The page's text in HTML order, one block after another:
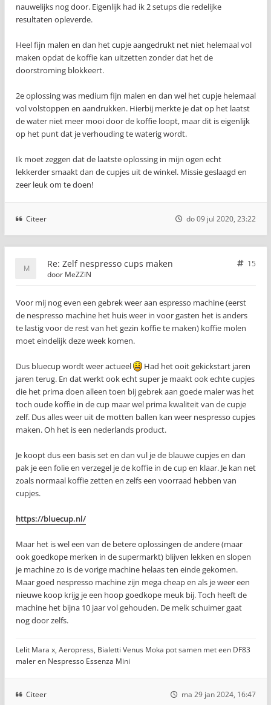
nauwelijks nog door. Eigenlijk had ik 2 setups die redelijke
resultaten opleverde.
Heel fijn malen en dan het cupje aangedrukt net niet helemaal vol
maken opdat de koffie kan uitzetten zonder dat het de
doorstroming blokkeert.
2e oplossing was medium fijn malen en dan wel het cupje helemaal
vol volstoppen en aandrukken. Hierbij merkte je dat op het laatst
de water niet meer mooi door de koffie loopt, maar dit is eigenlijk
op het punt dat je verhouding te waterig wordt.
Ik moet zeggen dat de laatste oplossing in mijn ogen echt
lekkerder smaakt dan de cupjes uit de winkel. Missie geslaagd en
zeer leuk om te doen!
Citeer do 09 jul 2020, 23:22
Re: Zelf nespresso cups maken
15
door MeZZiN
Voor mij nog even een gebrek weer aan espresso machine (eerst
de nespresso machine het huis weer in voor gasten het is anders
te lastig voor de rest van het gezin koffie te maken) koffie molen
moet eindelijk deze week komen.
Dus bluecup wordt weer actueel
Had het ooit gekickstart jaren
jaren terug. En dat werkt ook echt super je maakt ook echte cupjes
die het prima doen alleen toen bij gebrek aan goede maler was het
toch oude koffie in de cup maar wel prima kwaliteit van de cupje
zelf. Dus alles weer uit de motten ballen kan weer nespresso cupjes
maken. Oh het is een nederlands product.
Je koopt dus een basis set en dan vul je de blauwe cupjes en dan
pak je een folie en verzegel je de koffie in de cup en klaar. Je kan net
zoals normaal koffie zetten en zelfs een voorraad hebben van
cupjes.
https://bluecup.nl/
Maar het is wel een van de betere oplossingen de andere (maar
ook goedkope merken in de supermarkt) blijven lekken en slopen
je machine zo is de vorige machine helaas ten einde gekomen.
Maar goed nespresso machine zijn mega cheap en als je weer een
nieuwe koop krijg je een hoop goedkope meuk bij. Toch heeft de
machine het bijna 10 jaar vol gehouden. De melk schuimer gaat
nog door zelfs.
Lelit Mara x, Aeropress, Bialetti Venus Moka pot samen met een DF83
maler en Nespresso Essenza Mini
Citeer ma 29 jan 2024, 16:47